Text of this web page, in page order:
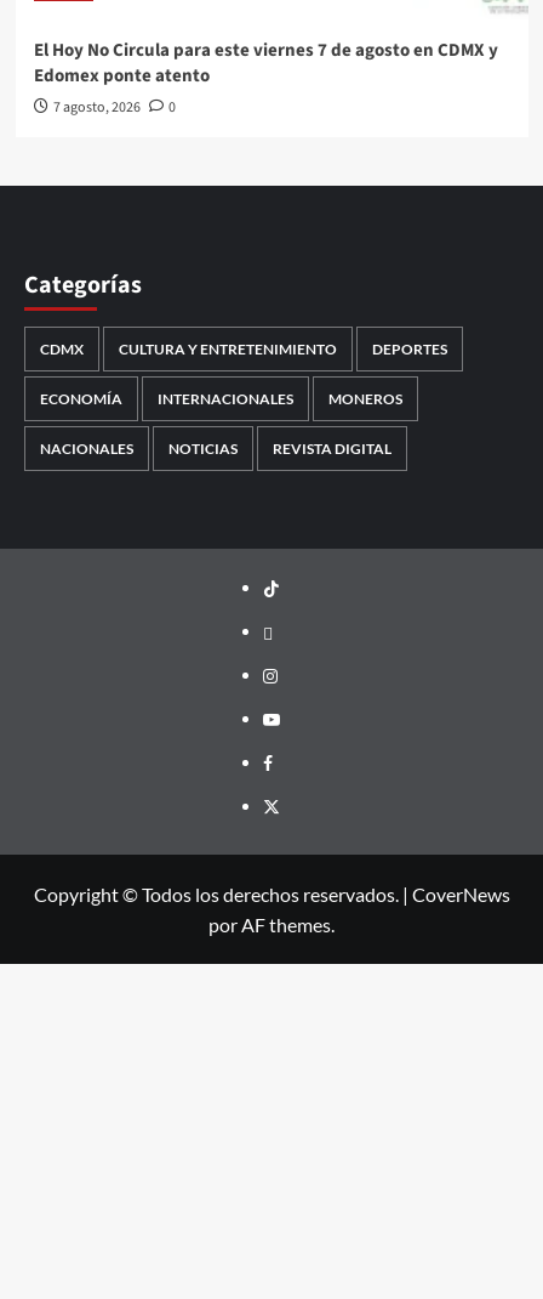
El Hoy No Circula para este viernes 7 de agosto en CDMX y
Edomex ponte atento
7 agosto, 2026 0
Categorías
CDMX CULTURA Y ENTRETENIMIENTO DEPORTES
ECONOMÍA INTERNACIONALES MONEROS
NACIONALES NOTICIAS REVISTA DIGITAL
TikTok
threads
Instagram
Youtube
Facebook
X
Copyright © Todos los derechos reservados. | CoverNews
por AF themes.